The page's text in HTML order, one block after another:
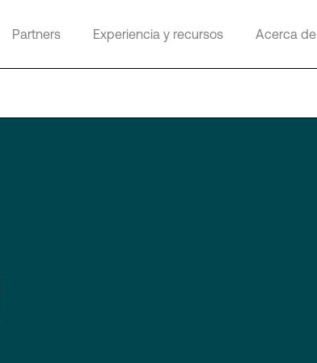
Partners Experiencia y recursos Acerca de